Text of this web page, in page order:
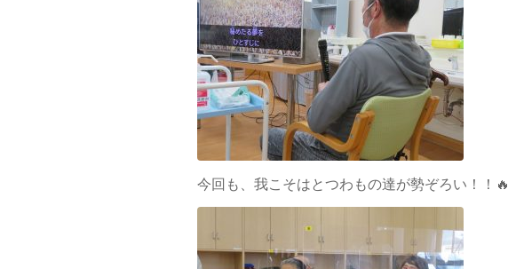
今回も、我こそはとつわもの達が勢ぞろい！！🔥